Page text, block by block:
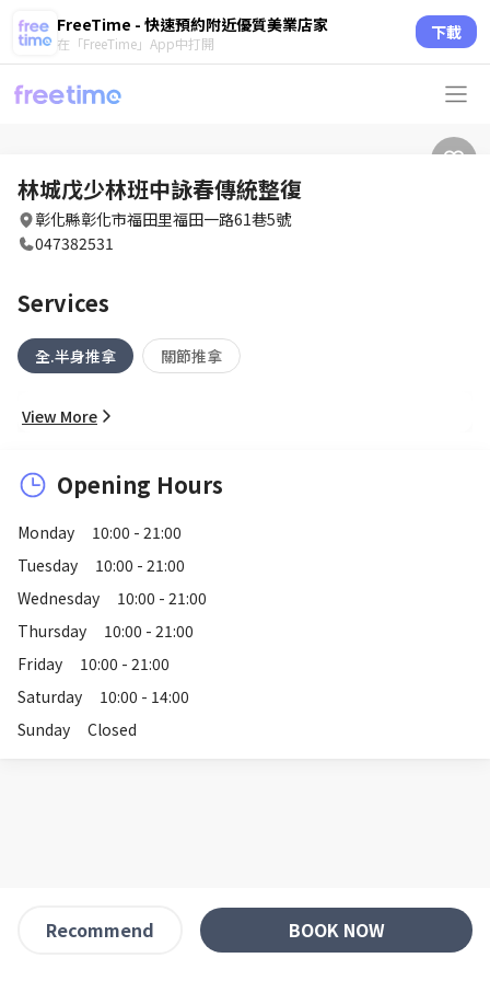
FreeTime - 快速預約附近優質美業店家
在「FreeTime」App中打開 下載
林城戊少林班中詠春傳統整復
彰化縣彰化市福田里福田一路61巷5號
047382531
Services
全.半身推拿 關節推拿
View More
Opening Hours
Monday
10:00 - 21:00
Tuesday
10:00 - 21:00
Wednesday
10:00 - 21:00
Thursday
10:00 - 21:00
Friday
10:00 - 21:00
Saturday
10:00 - 14:00
Sunday
Closed
Recommend BOOK NOW